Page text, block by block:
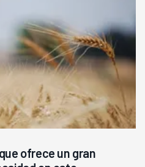
ofrece un gran